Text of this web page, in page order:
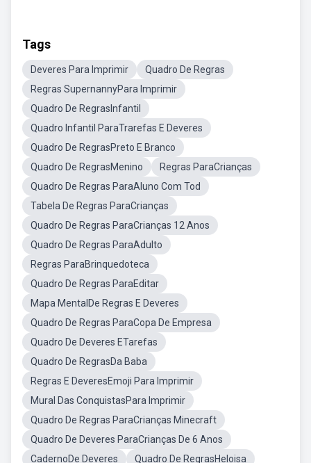
Tags
Deveres Para Imprimir
Quadro De Regras
Regras SupernannyPara Imprimir
Quadro De RegrasInfantil
Quadro Infantil ParaTrarefas E Deveres
Quadro De RegrasPreto E Branco
Quadro De RegrasMenino
Regras ParaCrianças
Quadro De Regras ParaAluno Com Tod
Tabela De Regras ParaCrianças
Quadro De Regras ParaCrianças 12 Anos
Quadro De Regras ParaAdulto
Regras ParaBrinquedoteca
Quadro De Regras ParaEditar
Mapa MentalDe Regras E Deveres
Quadro De Regras ParaCopa De Empresa
Quadro De Deveres ETarefas
Quadro De RegrasDa Baba
Regras E DeveresEmoji Para Imprimir
Mural Das ConquistasPara Imprimir
Quadro De Regras ParaCrianças Minecraft
Quadro De Deveres ParaCrianças De 6 Anos
CadernoDe Deveres
Quadro De RegrasHeloisa